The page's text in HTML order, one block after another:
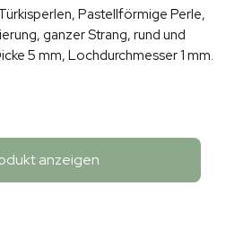
Pastellförmige Perle,
ganzer Strang, rund und
5 mm, Lochdurchmesser 1 mm.
anzeigen